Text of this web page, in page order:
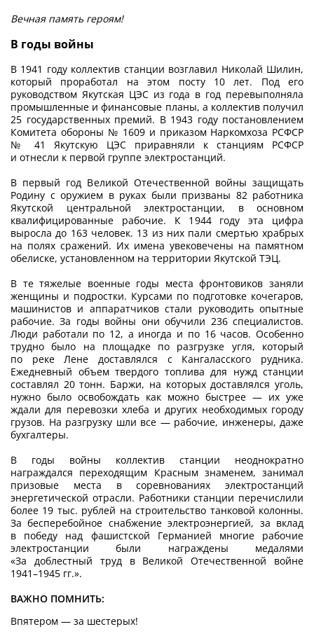
Вечная память героям!
В годы войны
В 1941 году коллектив станции возглавил Николай Шилин,
который проработал на этом посту 10 лет. Под его
руководством Якутская ЦЭС из года в год перевыполняла
промышленные и финансовые планы, а коллектив получил
25 государственных премий. В 1943 году постановлением
Комитета обороны № 1609 и приказом Наркомхоза РСФСР
№ 41 Якутскую ЦЭС приравняли к станциям РСФСР
и отнесли к первой группе электростанций.
В первый год Великой Отечественной ­войны защищать
Родину с оружием в руках были призваны 82 работника
Якутской центральной электростанции, в основном
квалифицированные рабочие. К 1944 году эта цифра
выросла до 163 человек. 13 из них пали смертью храбрых
на полях сражений. Их имена увековечены на памятном
обелиске, установленном на территории Якутской ТЭЦ.
В те тяжелые военные годы места фронтовиков заняли
женщины и подростки. ­Курсами по подготовке кочегаров,
машинистов и аппаратчиков стали руководить опытные
рабочие. За годы войны они обучили 236 специалистов.
Люди работали по 12, а иногда и по 16 часов. Особенно
трудно было на площадке по разгрузке угля, который
по реке Лене доставлялся с Кангаласского рудника.
Ежедневный объем твердого топлива для нужд станции
составлял 20 тонн. Баржи, на которых доставлялся уголь,
нужно было освобождать как можно быстрее — их уже
ждали для перевозки хлеба и других необходимых городу
грузов. На разгрузку шли все — рабочие, инженеры, даже
бухгалтеры.
В годы войны коллектив станции неодно­кратно
награждался переходящим Красным знаменем, занимал
призовые места в соревнованиях электростанций
энергетической отрасли. Работники станции перечислили
более 19 тыс. рублей на строительство танковой колонны.
За бесперебойное снабжение электроэнергией, за вклад
в победу над фашистской Германией многие рабочие
электростанции были награждены медалями
«За доблестный труд в Великой Отечественной войне
1941–1945 гг.».
ВАЖНО ПОМНИТЬ:
Впятером — за шестерых!